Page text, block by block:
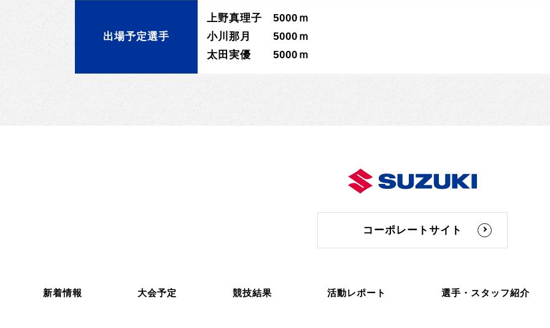
出場予定選手
上野真理子 5000ｍ
小川那月 5000ｍ
太田実優 5000ｍ
コーポレートサイト
新着情報 大会予定 競技結果 活動レポート 選手・スタッフ紹介